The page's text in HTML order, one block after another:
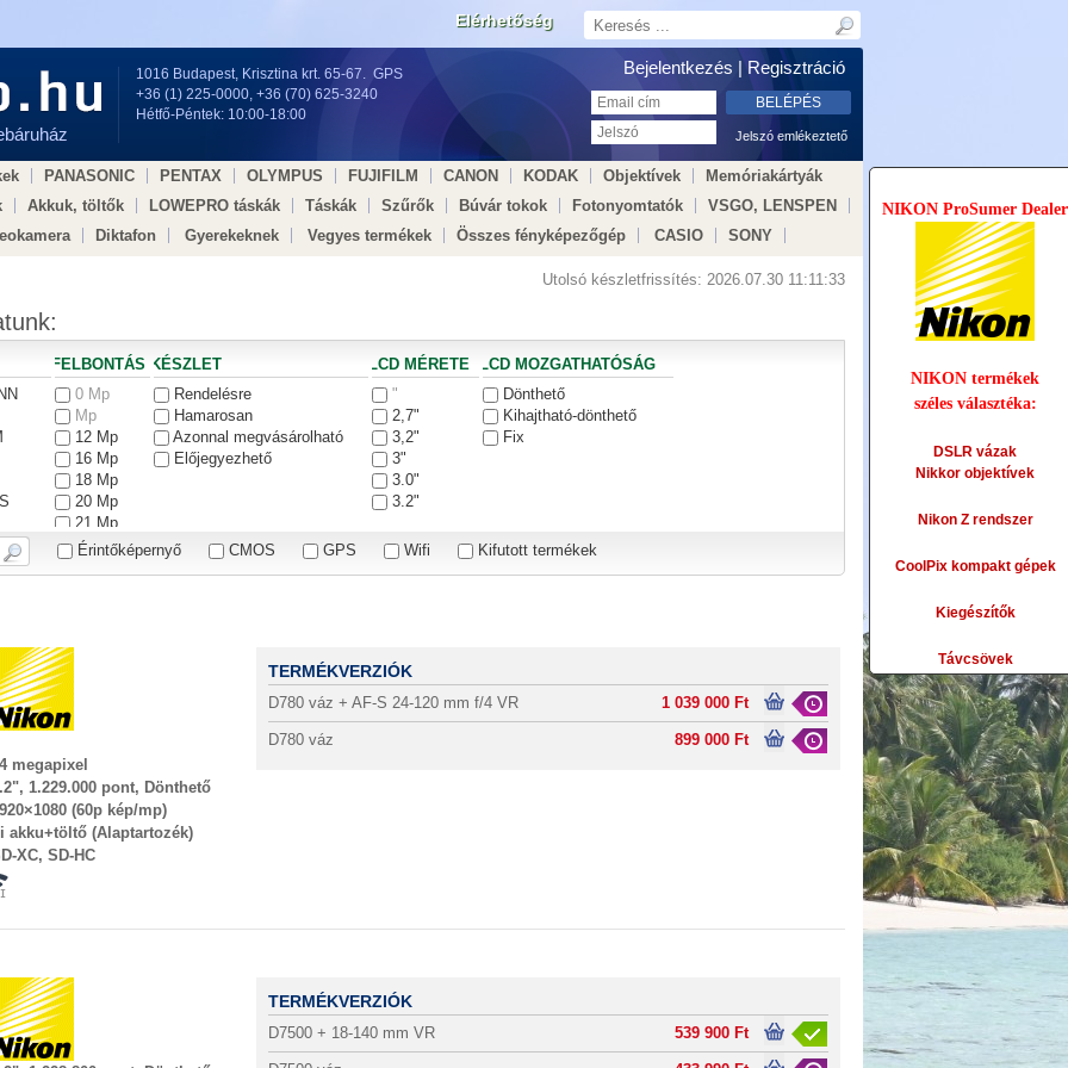
Elérhetőség
1016 Budapest, Krisztina krt. 65-67. GPS
+36 (1) 225-0000, +36 (70) 625-3240
Hétfő-Péntek: 10:00-18:00
NIKON ProSumer Dealer
NIKON termékek
széles választéka:
DSLR vázak
Nikkor objektívek
Nikon Z rendszer
CoolPix kompakt gépek
Kiegészítők
Távcsövek
Bejelentkezés |Regisztráció
Jelszó emlékeztető
PANASONIC PENTAX OLYMPUS FUJIFILM CANON KODAK Objektívek
Memóriakártyák
Akkuk, töltők LOWEPRO táskák Táskák Szűrők Búvár tokok Fotonyomtatók
VSGO, LENSPEN
Diktafon Gyerekeknek Vegyes termékek Összes fényképezőgép CASIO
SONY
Utolsó készletfrissítés: 2026.07.30 11:11:33
FELBONTÁS
0 Mp
Mp
12 Mp
16 Mp
18 Mp
20 Mp
21 Mp
24 Mp
KÉSZLET
Rendelésre
Hamarosan
Azonnal megvásárolható
Előjegyezhető
LCD MÉRETE
"
2,7"
3,2"
3"
3.0"
3.2"
LCD MOZGATHATÓSÁG
Dönthető
Kihajtható-dönthető
Fix
Érintőképernyő CMOS GPS Wifi Kifutott termékek
megapixel
1.229.000 pont, Dönthető
(60p kép/mp)
akku+töltő (Alaptartozék)
XC, SD-HC
TERMÉKVERZIÓK
D780 váz + AF-S 24-120 mm f/4 VR 1 039 000 Ft
D780 váz 899 000 Ft
TERMÉKVERZIÓK
D7500 + 18-140 mm VR 539 900 Ft